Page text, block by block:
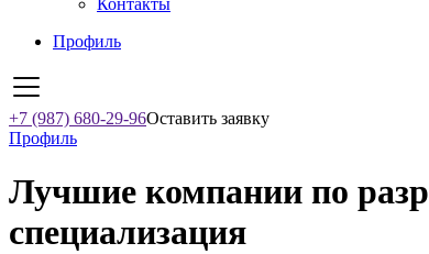
Контакты
Профиль
+7 (987) 680-29-96Оставить заявку
Профиль
Лучшие компании по
специализация